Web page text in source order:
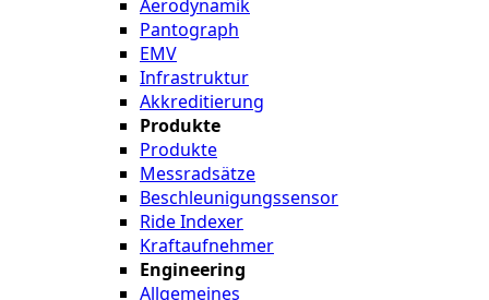
Aerodynamik
Pantograph
EMV
Infrastruktur
Akkreditierung
Produkte
Produkte
Messradsätze
Beschleunigungssensor
Ride Indexer
Kraftaufnehmer
Engineering
Allgemeines